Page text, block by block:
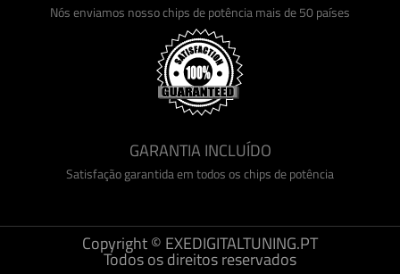
Nós enviamos nosso chips de potência mais de 50 países
GARANTIA INCLUÍDO
Satisfação garantida em todos os chips de potência
Copyright © EXEDIGITALTUNING.PT
Todos os direitos reservados